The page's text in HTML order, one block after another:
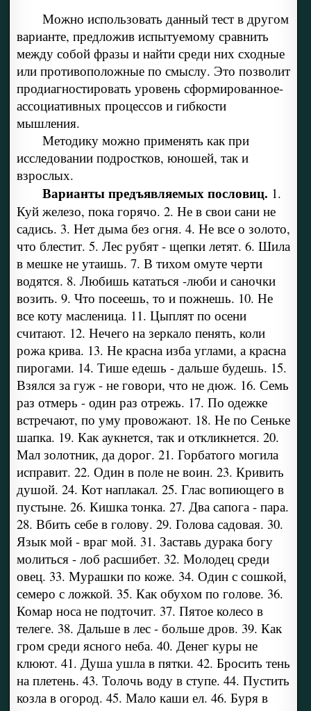
Можно использовать данный тест в другом
варианте, предложив испытуемому сравнить
между собой фразы и найти среди них сходные
или противоположные по смыслу. Это позволит
продиагностировать уровень сформированное-
ассоциативных процессов и гибкости
мышления.
Методику можно применять как при
исследовании подростков, юношей, так и
взрослых.
Варианты предъявляемых пословиц. 1.
Куй железо, пока горячо. 2. Не в свои сани не
садись. 3. Нет дыма без огня. 4. Не все о золото,
что блестит. 5. Лес рубят - щепки летят. 6. Шила
в мешке не утаишь. 7. В тихом омуте черти
водятся. 8. Любишь кататься -люби и саночки
возить. 9. Что посеешь, то и пожнешь. 10. Не
все коту масленица. 11. Цыплят по осени
считают. 12. Нечего на зеркало пенять, коли
рожа крива. 13. Не красна изба углами, а красна
пирогами. 14. Тише едешь - дальше будешь. 15.
Взялся за гуж - не говори, что не дюж. 16. Семь
раз отмерь - один раз отрежь. 17. По одежке
встречают, по уму провожают. 18. Не по Сеньке
шапка. 19. Как аукнется, так и откликнется. 20.
Мал золотник, да дорог. 21. Горбатого могила
исправит. 22. Один в поле не воин. 23. Кривить
душой. 24. Кот наплакал. 25. Глас вопиющего в
пустыне. 26. Кишка тонка. 27. Два сапога - пара.
28. Вбить себе в голову. 29. Голова садовая. 30.
Язык мой - враг мой. 31. Заставь дурака богу
молиться - лоб расшибет. 32. Молодец среди
овец. 33. Мурашки по коже. 34. Один с сошкой,
семеро с ложкой. 35. Как обухом по голове. 36.
Комар носа не подточит. 37. Пятое колесо в
телеге. 38. Дальше в лес - больше дров. 39. Как
гром среди ясного неба. 40. Денег куры не
клюют. 41. Душа ушла в пятки. 42. Бросить тень
на плетень. 43. Толочь воду в ступе. 44. Пустить
козла в огород. 45. Мало каши ел. 46. Буря в